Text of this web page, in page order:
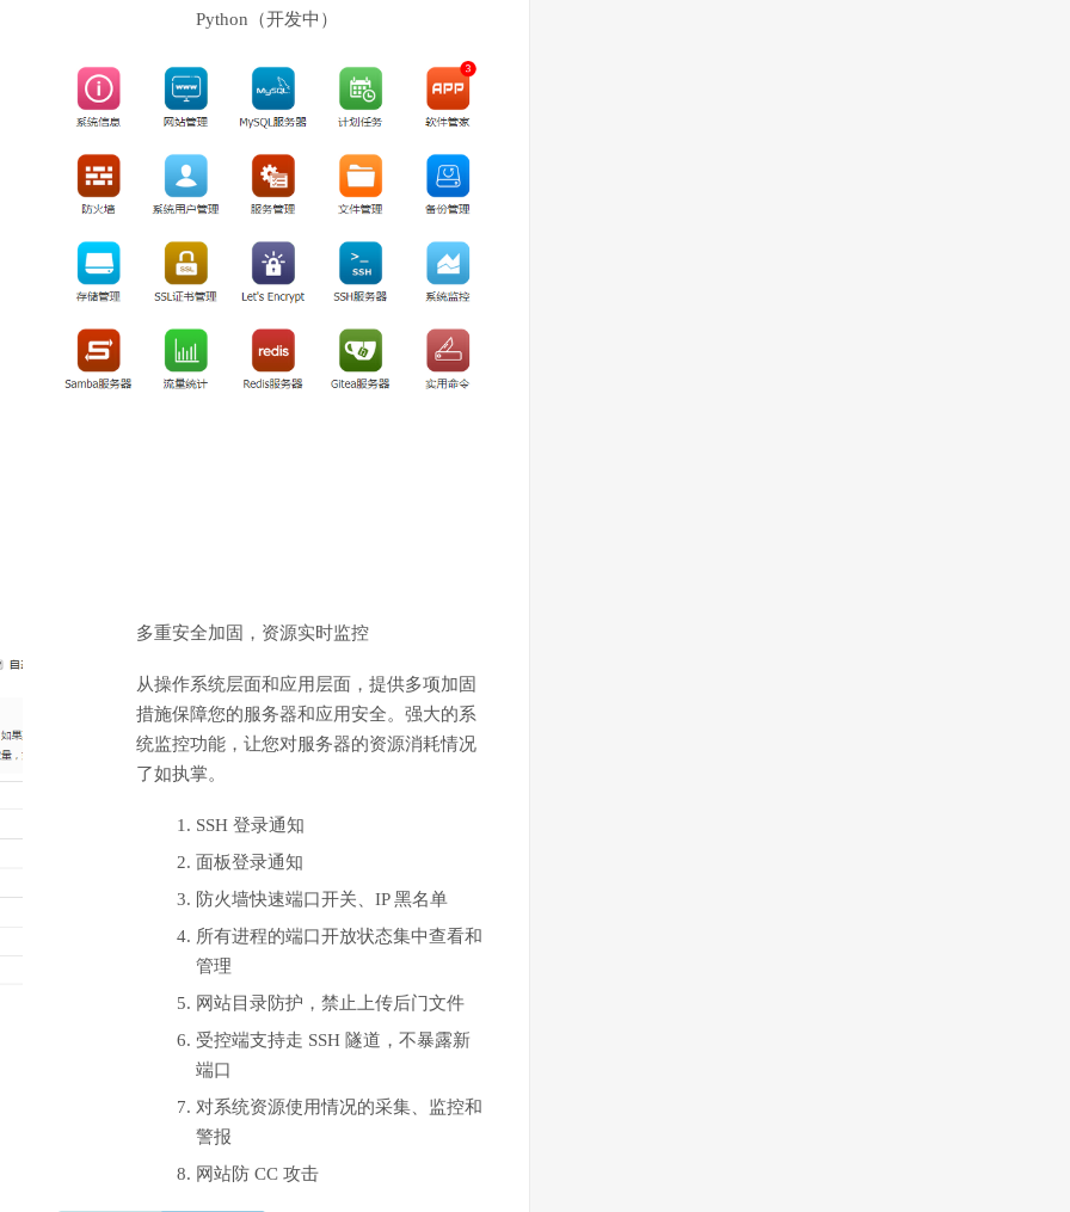
Python（开发中）
多重安全加固，资源实时监控
从操作系统层面和应用层面，提供多项加固
措施保障您的服务器和应用安全。强大的系
统监控功能，让您对服务器的资源消耗情况
了如执掌。
SSH 登录通知
面板登录通知
防火墙快速端口开关、IP 黑名单
所有进程的端口开放状态集中查看和
管理
网站目录防护，禁止上传后门文件
受控端支持走 SSH 隧道，不暴露新
端口
对系统资源使用情况的采集、监控和
警报
网站防 CC 攻击